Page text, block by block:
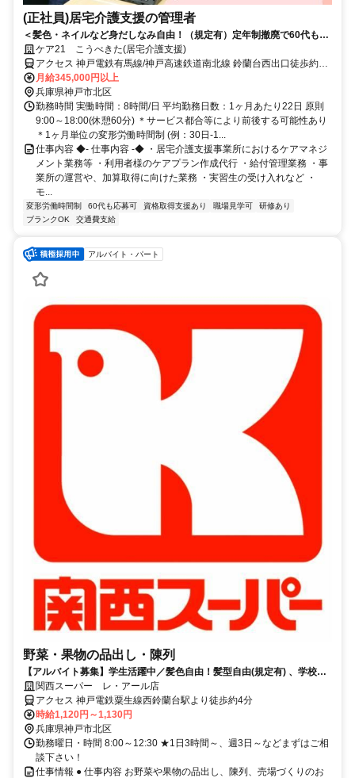
(正社員)居宅介護支援の管理者
＜髪色・ネイルなど身だしなみ自由！（規定有）定年制撤廃で60代も現
役で活躍中◎上場企業の安定性＞東証スタンダード上場のケア21で最大
限に活かしませんか？ 担当件数に応じた「技能手当」により、高収入を
実現。
ケア21 こうべきた(居宅介護支援)
アクセス 神戸電鉄有馬線/神戸高速鉄道南北線 鈴蘭台西出口徒歩約3
分、神戸電鉄粟生線/神戸高速鉄道南北線 鈴蘭台西出口徒歩約3分、神
戸電鉄粟生線/神戸高速鉄道南北線 鈴蘭台西口徒歩約14分 神戸電鉄各
線「鈴蘭台」駅から徒歩約3分
月給345,000円以上
兵庫県神戸市北区
勤務時間 実働時間：8時間/日 平均勤務日数：1ヶ月あたり22日 原則
9:00～18:00(休憩60分) ＊サービス都合等により前後する可能性あり
＊1ヶ月単位の変形労働時間制 (例：30日-1...
仕事内容 ◆- 仕事内容 -◆ ・居宅介護支援事業所におけるケアマネジ
メント業務等 ・利用者様のケアプラン作成代行 ・給付管理業務 ・事
業所の運営や、加算取得に向けた業務 ・実習生の受け入れなど ・
モ...
変形労働時間制 60代も応募可 資格取得支援あり 職場見学可
研修あり
ブランクOK
交通費支給
アルバイト・パート
野菜・果物の品出し・陳列
【アルバイト募集】学生活躍中／髪色自由！髪型自由(規定有) 、学校行
事などのシフト相談OK！
関西スーパー レ・アール店
アクセス 神戸電鉄粟生線西鈴蘭台駅より徒歩約4分
時給1,120円～1,130円
兵庫県神戸市北区
勤務曜日・時間 8:00～12:30 ★1日3時間～、週3日～などまずはご相
談下さい！
仕事情報 ● 仕事内容 お野菜や果物の品出し、陳列、売場づくりのお